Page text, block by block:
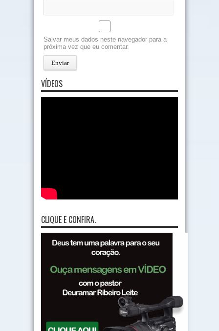
Salvar meus dados neste navegador para a
próxima vez que eu comentar.
VÍDEOS
CLIQUE E CONFIRA.